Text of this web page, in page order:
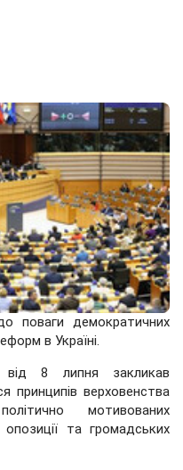
поваги демократичних
в Україні.
від 8 липня закликав
принципів верховенства
мотивованих
та громадських